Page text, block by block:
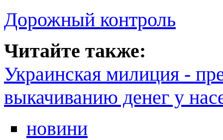
Дорожный контроль
Читайте также:
Украинская милиция -
выкачиванию денег у
новини